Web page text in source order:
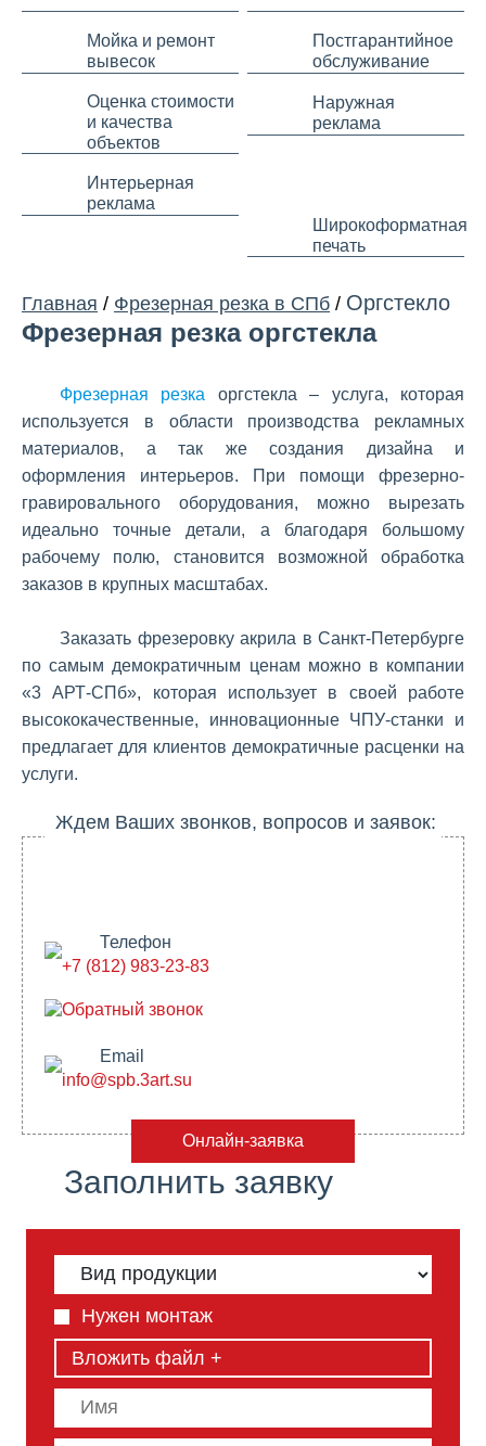
Мойка и ремонт
вывесок
Постгарантийное
обслуживание
Оценка стоимости
и качества
объектов
Наружная
реклама
Интерьерная
реклама
Широкоформатная
печать
Главная / Фрезерная резка в СПб / Оргстекло
Фрезерная резка оргстекла
Фрезерная резка оргстекла – услуга, которая
используется в области производства рекламных
материалов, а так же создания дизайна и
оформления интерьеров. При помощи фрезерно-
гравировального оборудования, можно вырезать
идеально точные детали, а благодаря большому
рабочему полю, становится возможной обработка
заказов в крупных масштабах.
Заказать фрезеровку акрила в Санкт-Петербурге
по самым демократичным ценам можно в компании
«3 АРТ-СПб», которая использует в своей работе
высококачественные, инновационные ЧПУ-станки и
предлагает для клиентов демократичные расценки на
услуги.
Ждем Ваших звонков, вопросов и заявок:
Телефон
+7 (812) 983-23-83
Обратный звонок
Email
info@spb.3art.su
Онлайн-заявка
Заполнить заявку
Нужен монтаж
Вложить файл +